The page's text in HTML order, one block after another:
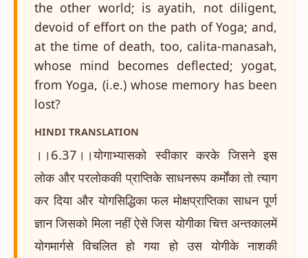
the other world; is ayatih, not diligent,
devoid of effort on the path of Yoga; and,
at the time of death, too, calita-manasah,
whose mind becomes deflected; yogat,
from Yoga, (i.e.) whose memory has been
lost?
HINDI TRANSLATION
।।6.37।।योगाभ्यासको स्वीकार करके जिसने इस
लोक और परलोककी प्राप्तिके साधनरूप कर्मोंका तो त्याग
कर दिया और योगसिद्धिका फल मोक्षप्राप्तिका साधन पूर्ण
ज्ञान जिसको मिला नहीं ऐसे जिस योगीका चित्त अन्तकालमें
योगमार्गसे विचलित हो गया हो उस योगीके नाशकी